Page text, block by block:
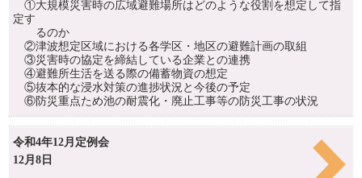
①大規模災害時の広域避難場所はどのような役割を想定して指
定す
るのか
②津波想定区域における各学区・地区の避難計画の取組
③災害時の協定を締結している企業との連携
④避難所生活を送る際の備蓄物資の想定
⑤抜本的な浸水対策の進捗状況と今後の予定
⑥防災重点ため池の耐震化・廃止工事等の防災工事の状況
令和4年12月定例会
12月8日